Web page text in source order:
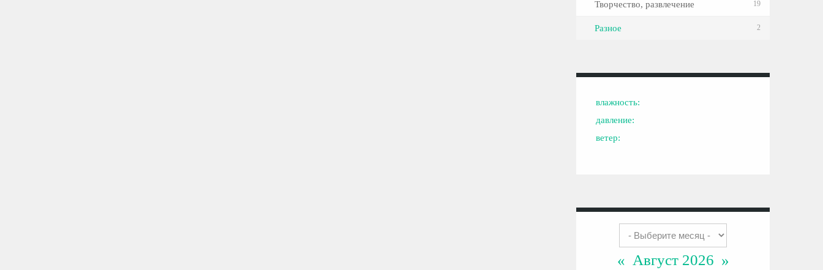
Творчество, развлечение 19
Разное 2
влажность:
давление:
ветер:
« Август 2026 »